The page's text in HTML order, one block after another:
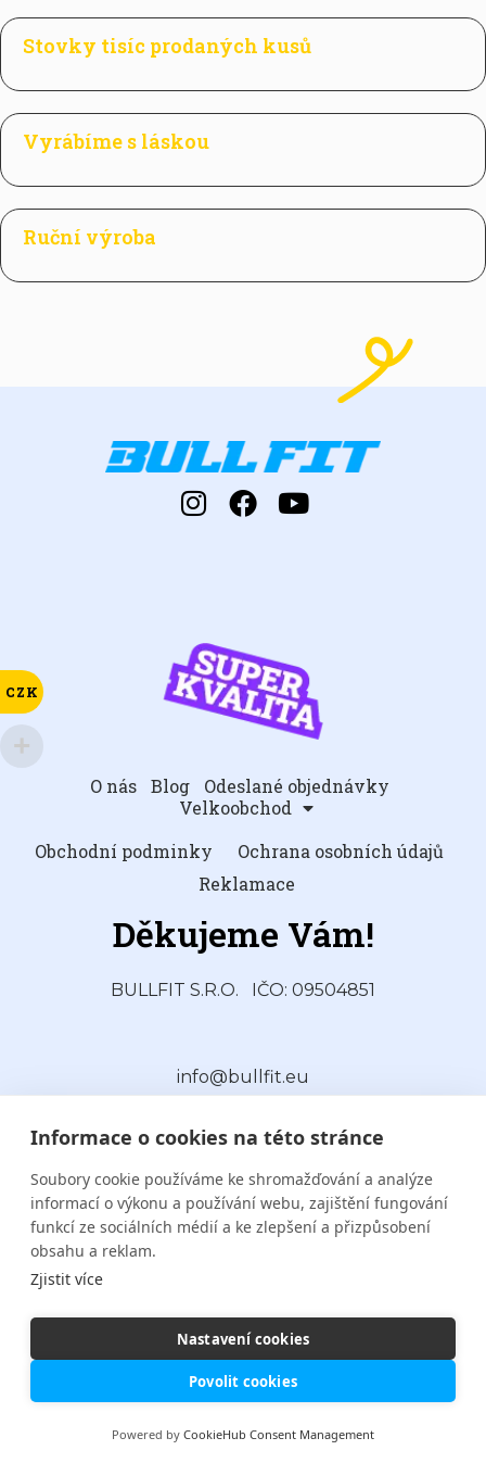
Informace o cookies na této stránce
Soubory cookie používáme ke shromažďování a analýze
informací o výkonu a používání webu, zajištění fungování
funkcí ze sociálních médií a ke zlepšení a přizpůsobení
obsahu a reklam.
Zjistit více
Nastavení cookies
Povolit cookies
Powered by CookieHub Consent Management
Stovky tisíc prodaných kusů
Vyrábíme s láskou
Ruční výroba
O nás Blog
Odeslané objednávky
Velkoobchod
Obchodní podminky
Ochrana osobních údajů
Reklamace
Děkujeme Vám!
BULLFIT S.R.O. IČO: 09504851
info@bullfit.eu
Bullfit © 2023
CZK